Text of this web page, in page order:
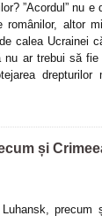
”Acordul” nu e
românilor, altor
calea Ucrainei
nu ar trebui să fie
drepturilor
și
precum